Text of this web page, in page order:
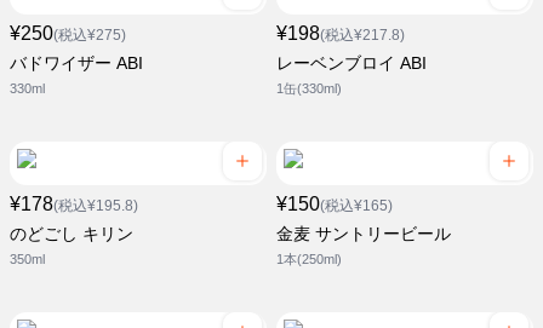
¥250(税込¥275)
バドワイザー ABI
330ml
¥198(税込¥217.8)
レーベンブロイ ABI
1缶(330ml)
¥178(税込¥195.8)
のどごし キリン
350ml
¥150(税込¥165)
金麦 サントリービール
1本(250ml)